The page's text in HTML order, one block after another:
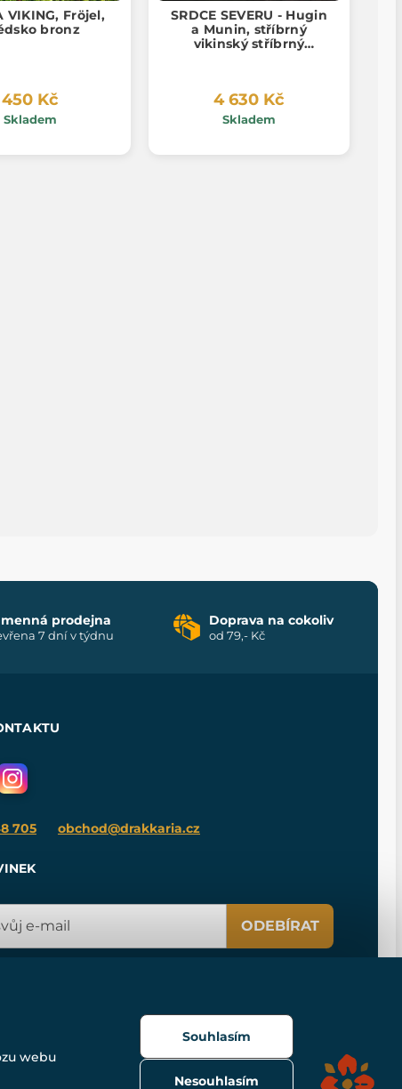
VIKING, Fröjel,
bronz
450 Kč
Skladem
SRDCE SEVERU - Hugin
a Munin, stříbrný
vikinský stříbrný
4 630 Kč
Skladem
prodejna
7 dní v týdnu
Doprava na cokoliv
od 79,- Kč
705 obchod@drakkaria.cz
ODEBÍRAT
webu
Nesouhlasím
Souhlasím